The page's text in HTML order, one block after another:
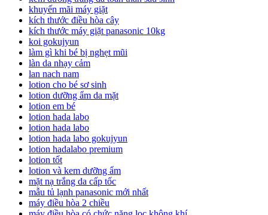
khuyến mãi máy giặt
kích thước điều hòa cây
kích thước máy giặt panasonic 10kg
koi gokujyun
làm gì khi bé bị nghẹt mũi
làn da nhạy cảm
lan nach nam
lotion cho bé sơ sinh
lotion dưỡng ẩm da mặt
lotion em bé
lotion hada labo
lotion hada labo
lotion hada labo gokujyun
lotion hadalabo premium
lotion tốt
lotion và kem dưỡng ẩm
mặt nạ trắng da cấp tốc
mẫu tủ lạnh panasonic mới nhất
máy điều hòa 2 chiều